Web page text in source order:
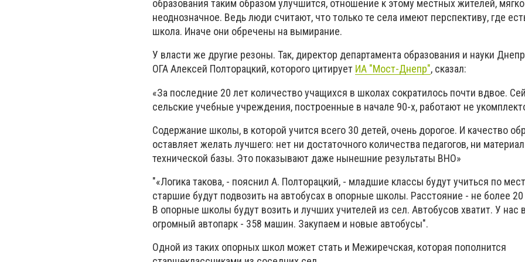
образования таким образом улучшится, отношение к этому местных жителей,
неоднозначное. Ведь люди считают, что только те села имеют перспективу, где
школа. Иначе они обречены на вымирание.
У власти же другие резоны. Так, директор департамента образования и науки
ОГА Алексей Полторацкий, которого цитирует ИА "Мост-Днепр", сказал:
«За последние 20 лет количество учащихся в школах сократилось почти вдвое.
сельские учебные учреждения, построенные в начале 90-х, работают не
Содержание школы, в которой учится всего 30 детей, очень дорогое. И качество
оставляет желать лучшего: нет ни достаточного количества педагогов, ни
технической базы. Это показывают даже нынешние результаты ВНО»
"«Логика такова, - пояснил А. Полторацкий, - младшие классы будут учиться по
старшие будут подвозить на автобусах в опорные школы. Расстояние - не более
В опорные школы будут возить и лучших учителей из сел. Автобусов хватит. У нас
огромный автопарк - 358 машин. Закупаем и новые автобусы".
Одной из таких опорных школ может стать и Межиречская, которая пополнится